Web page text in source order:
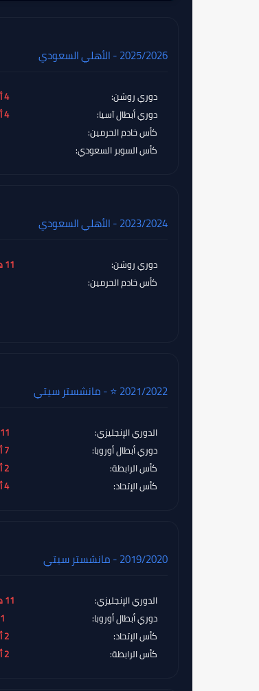
2025/2026 - الأهلي السعودي
دوري روشن: 4 أهداف
دوري أبطال آسيا:
4 أهداف
كأس خادم الحرمين:
كأس السوبر السعودي:
2023/2024 - الأهلي السعودي
دوري روشن: 11 هدف
كأس خادم الحرمين:
2021/2022 ⭐ - مانشستر سيتي
الدوري الإنجليزي: 11 هدف
دوري أبطال أوروبا:
7 أهداف
كأس الرابطة:
2 أهداف
كأس الإتحاد:
4 أهداف
2019/2020 - مانشستر سيتي
الدوري الإنجليزي: 11 هدف
دوري أبطال أوروبا:
1 هدف
كأس الإتحاد:
2 أهداف
كأس الرابطة:
2 أهداف